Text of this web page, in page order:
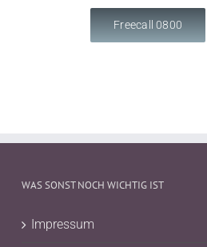
Freecall 0800
WAS SONST NOCH WICHTIG IST
Impressum